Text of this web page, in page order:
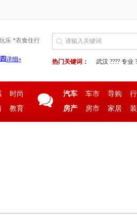
乐 *衣食住行
热门关键词： 武汉 ???? 专业
时尚
教育
汽车 车市 导购
房产
房市 家居